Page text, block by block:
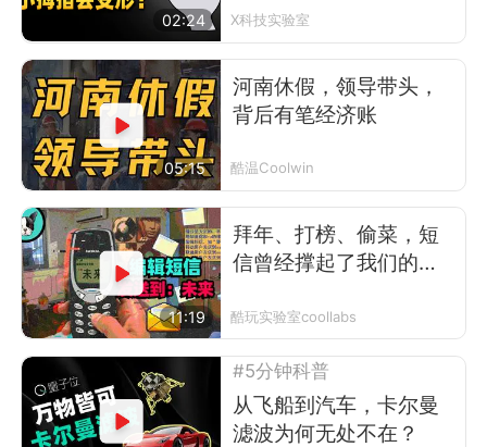
02:24 X科技实验室
05:15
河南休假，领导带头，
背后有笔经济账
酷温Coolwin
11:19
拜年、打榜、偷菜，短
信曾经撑起了我们的前
酷玩实验室coollabs
#5分钟科普
从飞船到汽车，卡尔曼
滤波为何无处不在？